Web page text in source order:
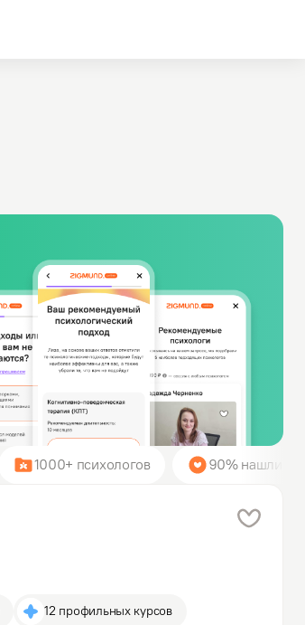
1000+ психологов 90% нашли
12 профильных курсов